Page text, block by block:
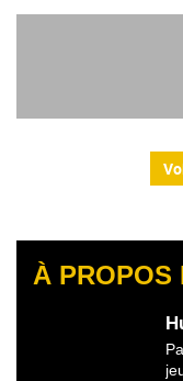
À PROPOS